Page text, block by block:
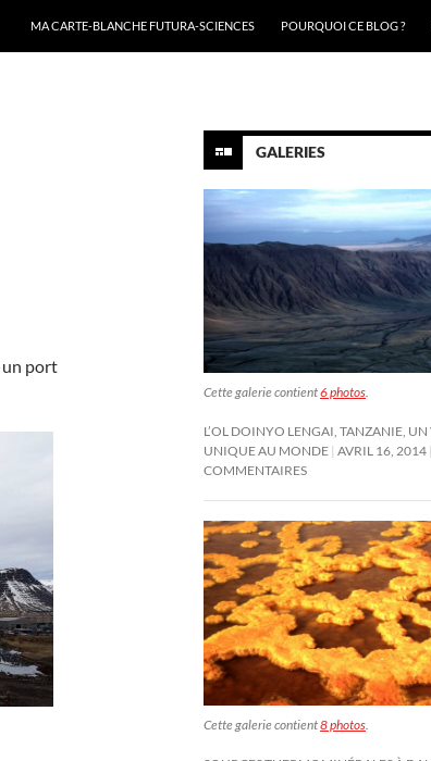
MA CARTE-BLANCHE FUTURA-SCIENCES
POURQUOI CE BLOG ?
un port
GALERIES
Cette galerie contient6 photos.
L’OL DOINYO LENGAI, TANZANIE,
UNIQUE AU MONDE AVRIL 16, 2014
COMMENTAIRES
Cette galerie contient8 photos